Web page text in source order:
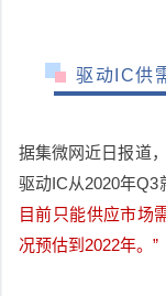
驱动IC供
据集微网近日报道
驱动IC从2020年Q3
目前只能供应市场
况预估到2022年。”